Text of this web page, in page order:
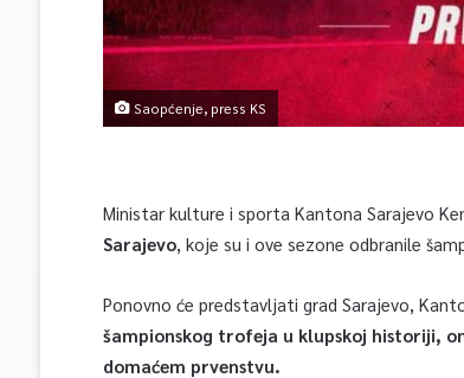
Saopćenje, press KS
Ministar kulture i sporta Kantona Sarajevo
Sarajevo, koje su i ove sezone odbranile
Ponovno će predstavljati grad Sarajevo,
šampionskog trofeja u klupskoj historiji,
domaćem prvenstvu.